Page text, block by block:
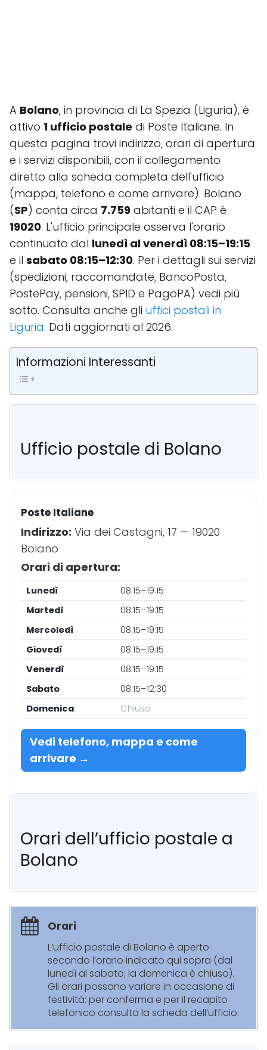
A Bolano, in provincia di La Spezia (Liguria), è
attivo 1 ufficio postale di Poste Italiane. In
questa pagina trovi indirizzo, orari di apertura
e i servizi disponibili, con il collegamento
diretto alla scheda completa dell'ufficio
(mappa, telefono e come arrivare). Bolano
(SP) conta circa 7.759 abitanti e il CAP è
19020. L'ufficio principale osserva l'orario
continuato dal lunedì al venerdì 08:15–19:15
e il sabato 08:15–12:30. Per i dettagli sui servizi
(spedizioni, raccomandate, BancoPosta,
PostePay, pensioni, SPID e PagoPA) vedi più
sotto. Consulta anche gli uffici postali in
Liguria. Dati aggiornati al 2026.
Informazioni Interessanti
Ufficio postale di Bolano
Poste Italiane
Indirizzo: Via dei Castagni, 17 — 19020
Bolano
Orari di apertura:
Lunedì
08:15–19:15
Martedì
08:15–19:15
Mercoledì
08:15–19:15
Giovedì
08:15–19:15
Venerdì
08:15–19:15
Sabato
08:15–12:30
Domenica
Chiuso
Vedi telefono, mappa e come
arrivare →
Orari dell’ufficio postale a
Bolano
Orari
L’ufficio postale di Bolano è aperto
secondo l’orario indicato qui sopra (dal
lunedì al sabato; la domenica è chiuso).
Gli orari possono variare in occasione di
festività: per conferma e per il recapito
telefonico consulta la scheda dell’ufficio.